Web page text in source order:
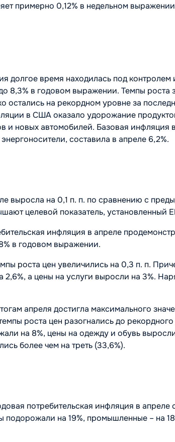
примерно 0,12% в недельном
долгое время находилась под контролем
8,3% в годовом выражении. Темпы
остались на рекордном уровне за
в США оказало удорожание
и новых автомобилей. Базовая
составила в апреле 6,2%.
выросла на 0,1 п. п. по сравнению с
целевой показатель, установленный
инфляция в апреле
в годовом выражении.
роста цен увеличились на 0,3 п. п.
а цены на услуги выросли на 3%.
апреля достигла максимального
роста цен разогнались до
на 8%, цены на одежду и обувь
более чем на треть (33,6%).
потребительская инфляция в апреле
подорожали на 19%, промышленные – на